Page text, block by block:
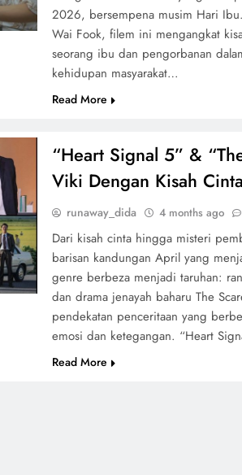
2026, bersempena musim Hari
Wai Fook, filem ini mengangkat
seorang ibu dan pengorbanan
kehidupan masyarakat…
Read More
“Heart Signal 5” &
Viki Dengan Kisah
runaway_dida 4 months ago
Dari kisah cinta hingga misteri
barisan kandungan April yang
genre berbeza menjadi taruhan:
dan drama jenayah baharu The
pendekatan penceritaan yang
emosi dan ketegangan. “Heart
Read More